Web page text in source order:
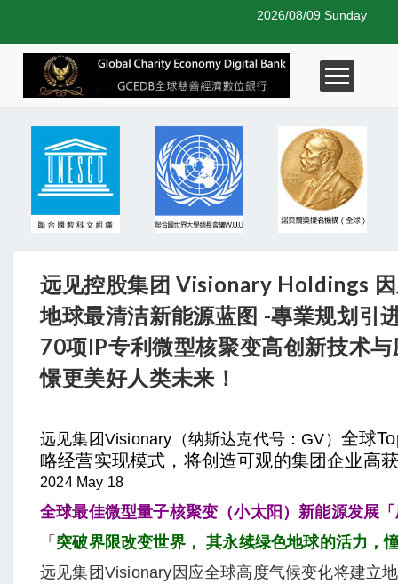
2026/08/09 Sunday
远见控股集团 Visionary Holdings
地球最清洁新能源蓝图 -專業规划引
70项IP专利微型核聚变高创新技术
憬更美好人类未来！
远见集团Visionary（纳斯达克代号：GV） 全球
略经营实现模式，将创造可观的集团企业高
2024 May 18
全球最佳微型量子核聚变（小太阳）新能源发展
「 突破界限改变世界， 其永续绿色地球的活力，
远见集团Visionary因应全球高度气候变化将建立